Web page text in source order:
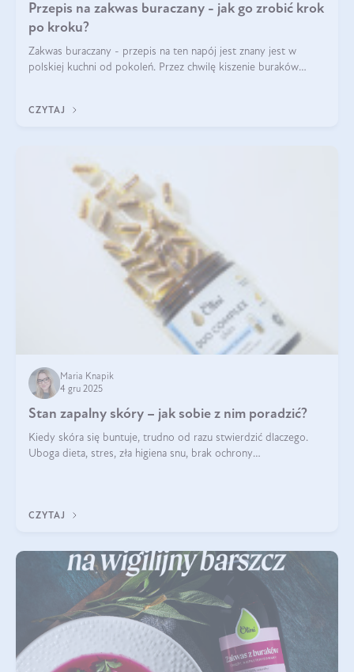
Przepis na zakwas buraczany - jak go zrobić krok
po kroku?
Zakwas buraczany - przepis na ten napój jest znany jest w
polskiej kuchni od pokoleń. Przez chwilę kiszenie buraków
CZYTAJ
Maria Knapik
4 gru 2025
Stan zapalny skóry – jak sobie z nim poradzić?
Kiedy skóra się buntuje, trudno od razu stwierdzić dlaczego.
Uboga dieta, stres, zła higiena snu, brak ochrony
CZYTAJ